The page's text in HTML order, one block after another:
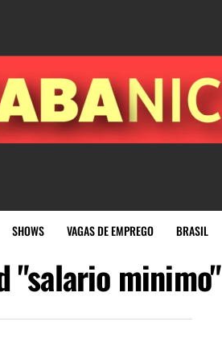
SHOWS VAGAS DE EMPREGO BRASIL
"salario minimo"